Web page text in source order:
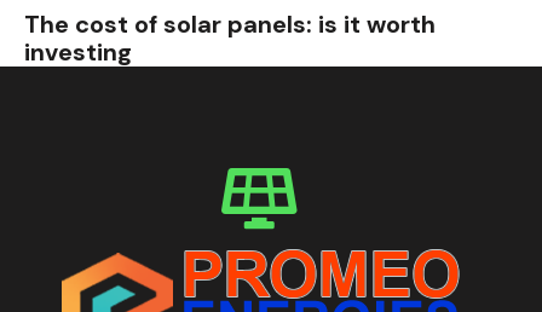
The cost of solar panels: is it worth
investing